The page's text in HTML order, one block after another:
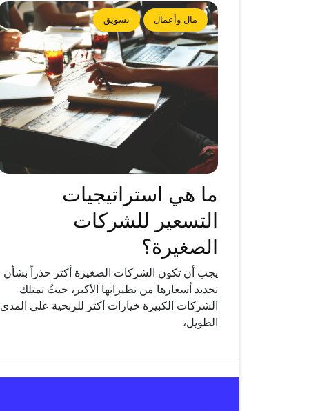
مال وأعمال تسويق
ما هي استراتيجيات
التسعير للشركات
الصغيرة؟
يجب أن تكون الشركات الصغيرة أكثر حذراً بشأن
تحديد أسعارها من نظيراتها الأكبر، حيثُ تمتلك
الشركات الكبيرة خيارات أكثر للربحية على المدى
الطويل،